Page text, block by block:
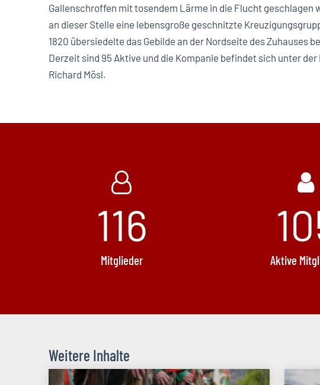
Gallenschroffen mit tosendem Lärme in die Flucht geschlagen
an dieser Stelle eine lebensgroße geschnitzte
1820 übersiedelte das Gebilde an der Nordseite des Zuhauses
Derzeit sind 95 Aktive und die Kompanie befindet sich unter
Richard Mösl.
116
Mitglieder Aktive
Weitere Inhalte